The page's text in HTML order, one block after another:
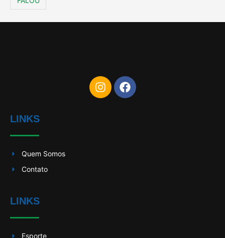
LINKS
Quem Somos
Contato
LINKS
Esporte